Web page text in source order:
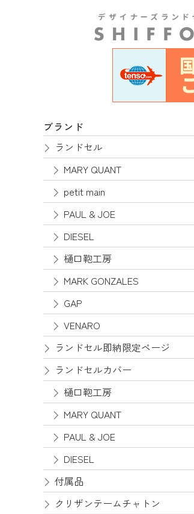
ブランド
ランドセル
MARY QUANT
petit main
PAUL & JOE
DIESEL
樋口鞄工房
MARK GONZALES
GAP
VENARO
ランドセル即納限定ページ
ランドセルカバー
樋口鞄工房
MARY QUANT
PAUL & JOE
DIESEL
付属品
クリザンテームチャトン